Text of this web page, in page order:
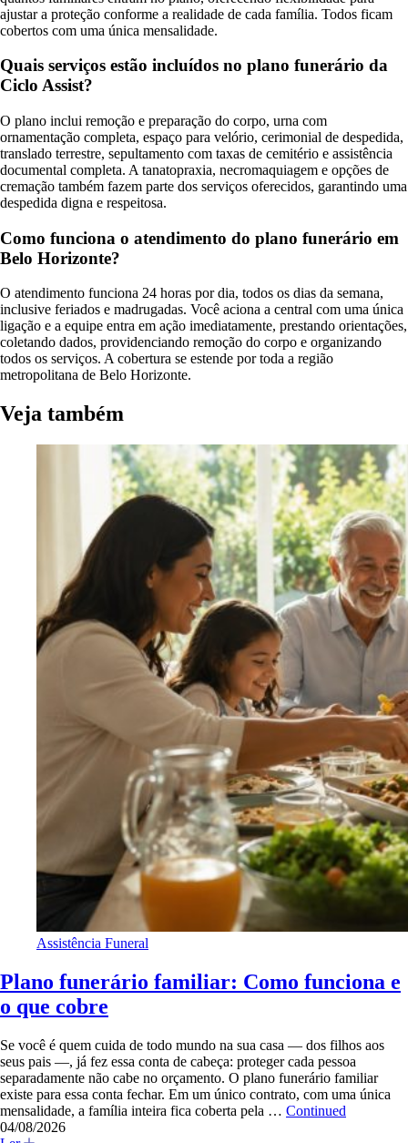
ajustar a proteção conforme a realidade de cada família. Todos ficam
cobertos com uma única mensalidade.
Quais serviços estão incluídos no plano funerário da
Ciclo Assist?
O plano inclui remoção e preparação do corpo, urna com
ornamentação completa, espaço para velório, cerimonial de despedida,
translado terrestre, sepultamento com taxas de cemitério e assistência
documental completa. A tanatopraxia, necromaquiagem e opções de
cremação também fazem parte dos serviços oferecidos, garantindo uma
despedida digna e respeitosa.
Como funciona o atendimento do plano funerário em
Belo Horizonte?
O atendimento funciona 24 horas por dia, todos os dias da semana,
inclusive feriados e madrugadas. Você aciona a central com uma única
ligação e a equipe entra em ação imediatamente, prestando orientações,
coletando dados, providenciando remoção do corpo e organizando
todos os serviços. A cobertura se estende por toda a região
metropolitana de Belo Horizonte.
Veja também
Assistência Funeral
Plano funerário familiar: Como funciona e
o que cobre
Se você é quem cuida de todo mundo na sua casa — dos filhos aos
seus pais —, já fez essa conta de cabeça: proteger cada pessoa
separadamente não cabe no orçamento. O plano funerário familiar
existe para essa conta fechar. Em um único contrato, com uma única
mensalidade, a família inteira fica coberta pela … Continued
04/08/2026